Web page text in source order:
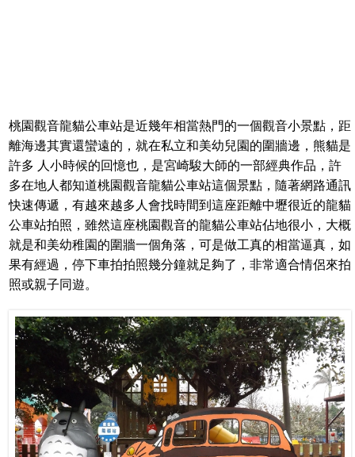
桃園觀音龍貓公車站是近幾年相當熱門的一個觀音小景點，距
離海邊其實還蠻遠的，就在私立和美幼兒園的圍牆邊，熊貓是
許多 人小時候的回憶也，是宮崎駿大師的一部經典作品，許
多在地人都知道桃園觀音龍貓公車站這個景點，隨著網路通訊
快速傳遞，有越來越多人會找時間到這座距離中壢很近的龍貓
公車站拍照，雖然這座桃園觀音的龍貓公車站佔地很小，大概
就是和美幼稚園的圍牆一個角落，可是做工真的相當逼真，如
果有經過，停下車拍拍照幾分鐘就足夠了，非常適合情侶來拍
照或親子同遊。